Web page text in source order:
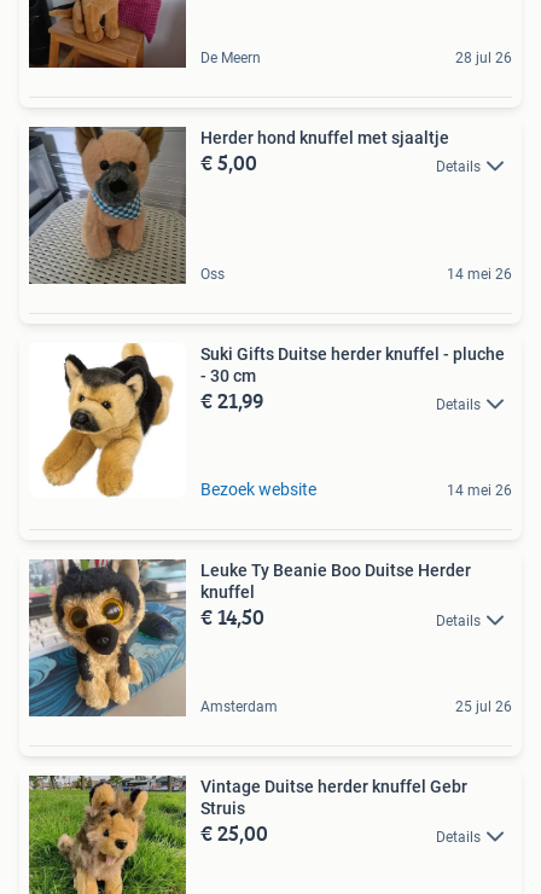
De Meern 28 jul 26
Herder hond knuffel met sjaaltje
€ 5,00 Details
Oss 14 mei 26
Suki Gifts Duitse herder knuffel - pluche
- 30 cm
€ 21,99 Details
Bezoek website 14 mei 26
Leuke Ty Beanie Boo Duitse Herder
knuffel
€ 14,50 Details
Amsterdam 25 jul 26
Vintage Duitse herder knuffel Gebr
Struis
€ 25,00 Details